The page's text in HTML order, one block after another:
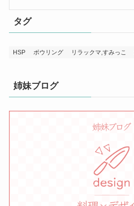
タグ
HSP ボウリング リラックマ,すみっこ
姉妹ブログ